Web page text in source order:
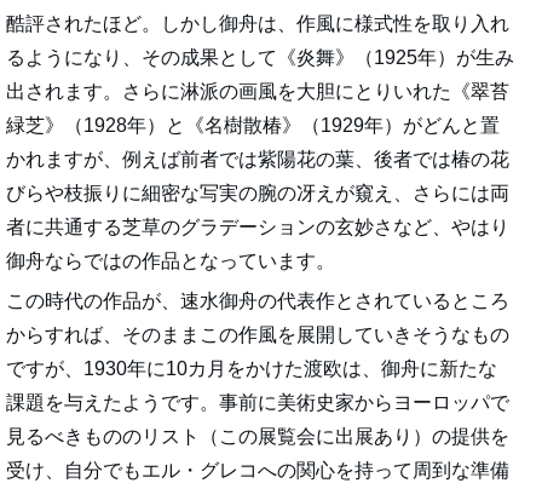
酷評されたほど。しかし御舟は、作風に様式性を取り入れ
るようになり、その成果として《炎舞》（1925年）が生み
出されます。さらに淋派の画風を大胆にとりいれた《翠苔
緑芝》（1928年）と《名樹散椿》（1929年）がどんと置
かれますが、例えば前者では紫陽花の葉、後者では椿の花
びらや枝振りに細密な写実の腕の冴えが窺え、さらには両
者に共通する芝草のグラデーションの玄妙さなど、やはり
御舟ならではの作品となっています。
この時代の作品が、速水御舟の代表作とされているところ
からすれば、そのままこの作風を展開していきそうなもの
ですが、1930年に10カ月をかけた渡欧は、御舟に新たな
課題を与えたようです。事前に美術史家からヨーロッパで
見るべきもののリスト（この展覧会に出展あり）の提供を
受け、自分でもエル・グレコへの関心を持って周到な準備